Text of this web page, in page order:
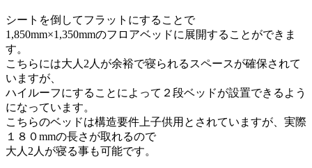
シートを倒してフラットにすることで
1,850mm×1,350mmのフロアベッドに展開することができま
す。
こちらには大人2人が余裕で寝られるスペースが確保されて
いますが、
ハイルーフにすることによって２段ベッドが設置できるよう
になっています。
こちらのベッドは構造要件上子供用とされていますが、実際
１８０mmの長さが取れるので
大人2人が寝る事も可能です。